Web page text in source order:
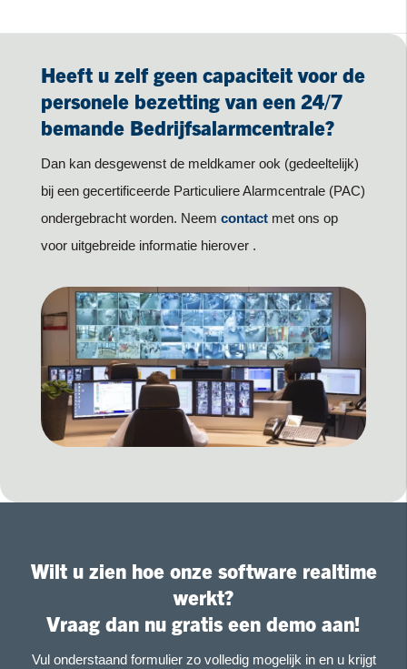
Heeft u zelf geen capaciteit voor de
personele bezetting van een 24/7
bemande Bedrijfsalarmcentrale?
Dan kan desgewenst de meldkamer ook (gedeeltelijk)
bij een gecertificeerde Particuliere Alarmcentrale (PAC)
ondergebracht worden. Neem contact met ons op
voor uitgebreide informatie hierover .
Wilt u zien hoe onze software realtime
werkt?
Vraag dan nu gratis een demo aan!
Vul onderstaand formulier zo volledig mogelijk in en u krijgt